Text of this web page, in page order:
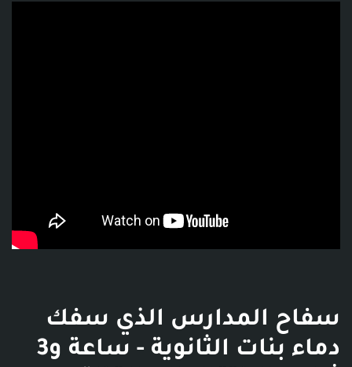
سفاح المدارس الذي سفك
دماء بنات الثانوية - ساعة و3